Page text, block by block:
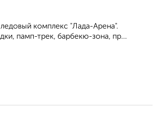
комплекс "Лада-Арена".
памп-трек, барбекю-зона, пр...